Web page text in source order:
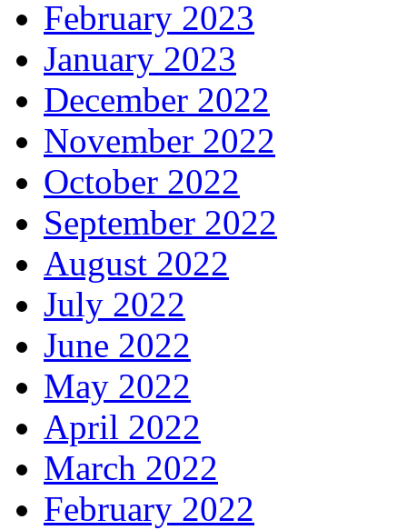
February 2023
January 2023
December 2022
November 2022
October 2022
September 2022
August 2022
July 2022
June 2022
May 2022
April 2022
March 2022
February 2022